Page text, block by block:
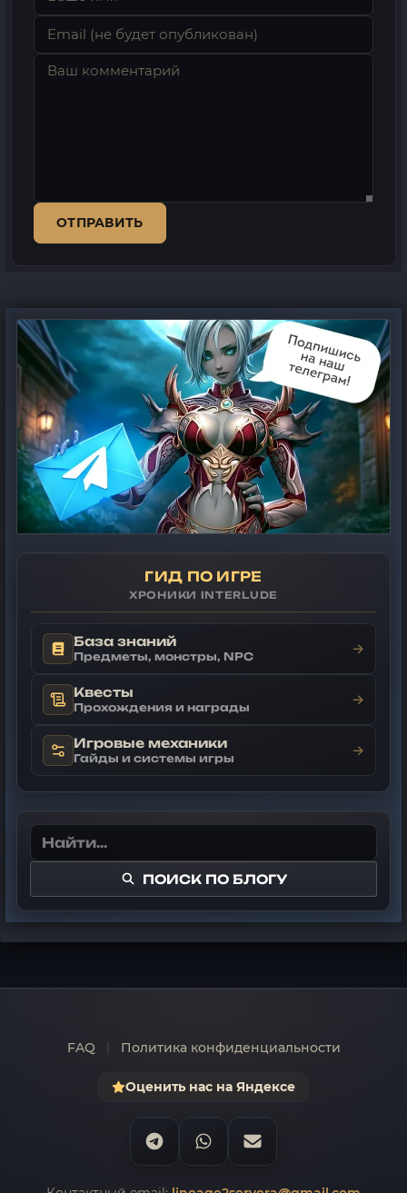
ОТПРАВИТЬ
ГИД ПО ИГРЕ
ХРОНИКИ INTERLUDE
База знаний
Предметы, монстры, NPC →
Квесты
Прохождения и награды →
Игровые механики
Гайды и системы игры →
ПОИСК ПО БЛОГУ
FAQ Политика конфиденциальности
Оценить нас на Яндексе